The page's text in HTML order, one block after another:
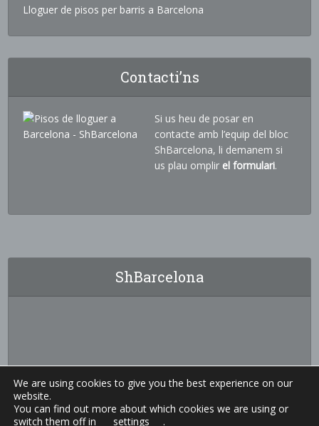
Lloguer de pisos per barris a Barcelona
Contacti’ns
Si us heu de posar en
contacte amb l’equip del bloc
ShBarcelona, li demanem si
us plau omplir el formulari.
ShBarcelona
We are using cookies to give you the best experience on our
website.
You can find out more about which cookies we are using or
switch them off in
settings .